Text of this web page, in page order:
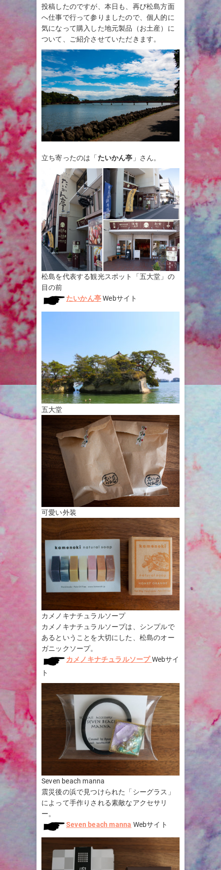
投稿したのですが、本日も、再び松島方面
へ仕事で行って参りましたので、個人的に
気になって購入した地元製品（お土産）に
ついて、ご紹介させていただきます。
立ち寄ったのは「 たいかん亭 」さん。
松島を代表する観光スポット「五大堂」の
目の前
たいかん亭Webサイト
五大堂
可愛い外装
カメノキナチュラルソープ
カメノキナチュラルソープは、シンプルで
あるということを大切にした、松島のオー
ガニックソープ。
カメノキナチュラルソープWebサイ
ト
Seven beach manna
震災後の浜で見つけられた「シーグラス」
によって手作りされる素敵なアクセサリ
ー。
Seven beach manna Webサイト